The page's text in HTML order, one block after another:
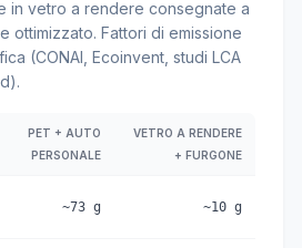
in vetro a rendere consegnate a
ottimizzato. Fattori di emissione
(CONAI, Ecoinvent, studi LCA
PET + AUTO
PERSONALE
VETRO A RENDERE
+ FURGONE
~73 g ~10 g